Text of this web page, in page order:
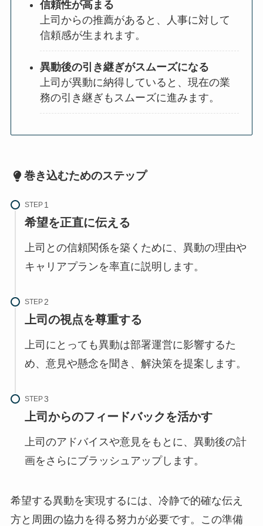
信頼性が高まる
上司からの推薦があると、人事に対して
信頼感が生まれます。
異動後の引き継ぎがスムーズになる
上司が異動に納得していると、現在の業
務の引き継ぎもスムーズに進みます。
巻き込むためのステップ
STEP
希望を正直に伝える
上司との信頼関係を築くために、異動の理由や
キャリアプランを率直に説明します。
STEP
上司の視点を尊重する
上司にとっても異動は部署運営に影響するた
め、意見や懸念を聞き、解決策を提案します。
STEP
上司からのフィードバックを活かす
上司のアドバイスや意見をもとに、異動後の計
画をさらにブラッシュアップします。
希望する異動を実現するには、冷静で的確な伝え
方と周囲の協力を得る努力が必要です。この準備